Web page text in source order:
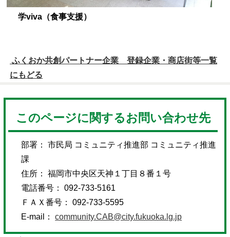
学viva（食事支援）
ふくおか共創パートナー企業 登録企業・商店街等一覧
にもどる
このページに関するお問い合わせ先
部署： 市民局 コミュニティ推進部 コミュニティ推進
課
住所： 福岡市中央区天神１丁目８番１号
電話番号： 092-733-5161
ＦＡＸ番号： 092-733-5595
E-mail：community.CAB@city.fukuoka.lg.jp